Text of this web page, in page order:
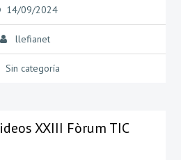
14/09/2024
llefianet
Sin categoría
XXIII Fòrum TIC